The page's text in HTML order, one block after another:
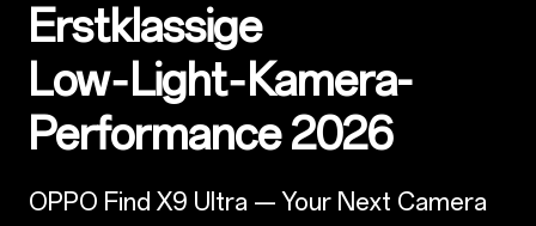
Erstklassige
Low‑Light‑Kamera-
Performance 2026
OPPO Find X9 Ultra — Your Next Camera